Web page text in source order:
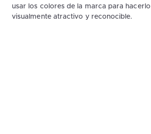
usar los colores de la marca para hacerlo
visualmente atractivo y reconocible.